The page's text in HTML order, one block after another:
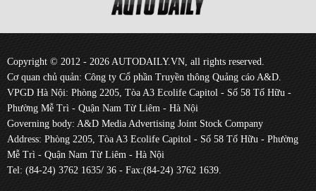
Copyright © 2012 - 2026 AUTODAILY.VN, all rights reserved.
Cơ quan chủ quản: Công ty Cổ phần Truyền thông Quảng cáo A&D.
VPGD Hà Nội: Phòng 2205, Tòa A3 Ecolife Capitol - Số 58 Tố Hữu -
Phường Mễ Trì - Quận Nam Từ Liêm - Hà Nội
Governing body: A&D Media Advertising Joint Stock Company
Address: Phòng 2205, Tòa A3 Ecolife Capitol - Số 58 Tố Hữu - Phường
Mễ Trì - Quận Nam Từ Liêm - Hà Nội
Tel: (84-24) 3762 1635/ 36 - Fax:(84-24) 3762 1639.